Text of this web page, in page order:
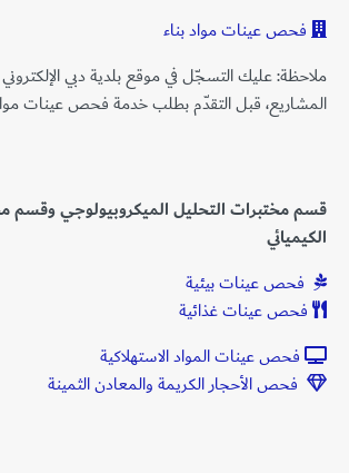
فحص عينات مواد بناء
ملاحظة: عليك التسجّل في موقع بلدية دبي
المشاريع، قبل التقدّم بطلب خدمة فحص عينات مواد
قسم مختبرات التحليل الميكروبيولوجي وقسم
الكيميائي
فحص عينات بيئية
فحص عينات غذائية
فحص عينات المواد الاستهلاكية
فحصالأحجار الكريمةوالمعادن الثمينة